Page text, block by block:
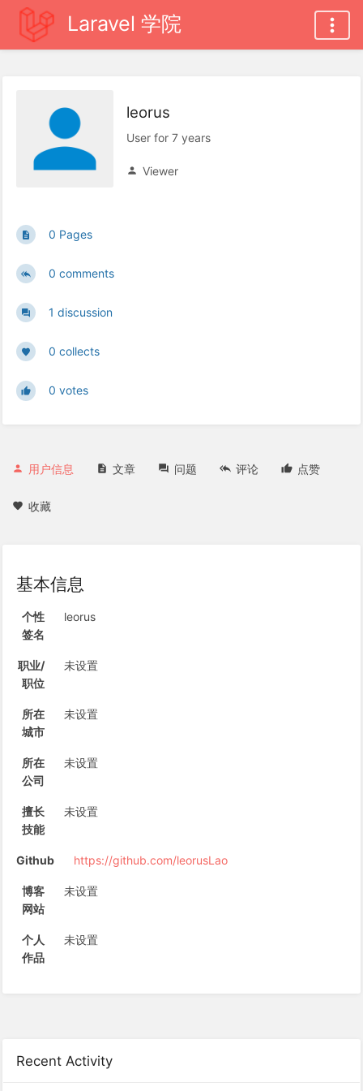
Laravel 学院
Recent Activity
leorus
User for 7 years
Viewer
0 Pages
0 comments
1 discussion
0 collects
0 votes
用户信息 文章 问题 评论 点赞
收藏
基本信息
个性
签名
leorus
职业/
职位
未设置
所在
城市
未设置
所在
公司
未设置
擅长
技能
未设置
Github https://github.com/leorusLao
博客
网站
未设置
个人
作品
未设置